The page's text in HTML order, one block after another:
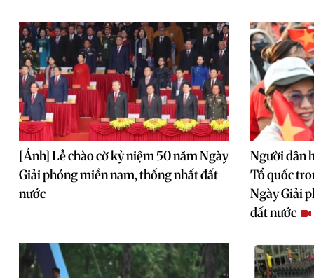
[Ảnh] Lễ chào cờ kỷ niệm 50 năm Ngày
Giải phóng miền nam, thống nhất đất
nước
Người dân
Tổ quốc
Ngày Giải
đất nước